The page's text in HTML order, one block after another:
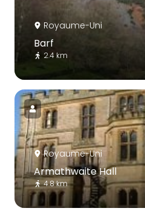
Royaume-Uni
Barf
2.4 km
Royaume-Uni
Armathwaite Hall
4.8 km